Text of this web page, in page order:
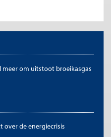
meer om uitstoot broeikasgas
over de energiecrisis